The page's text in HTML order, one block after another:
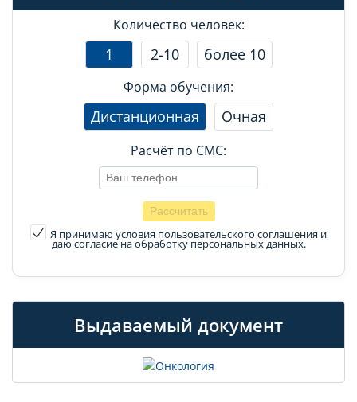
Количество человек:
1 2-10 более 10
Форма обучения:
Дистанционная Очная
Расчёт по СМС:
Я принимаю условия пользовательского соглашения и
даю согласие на обработку персональных данных.
Выдаваемый документ